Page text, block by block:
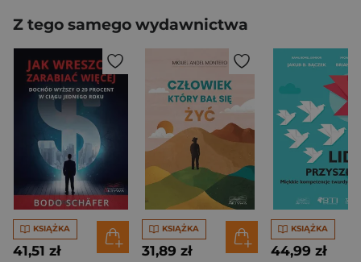
Z tego samego wydawnictwa
KSIĄŻKA
41,51 zł
KSIĄŻKA
31,89 zł
KSIĄŻKA
44,99 zł